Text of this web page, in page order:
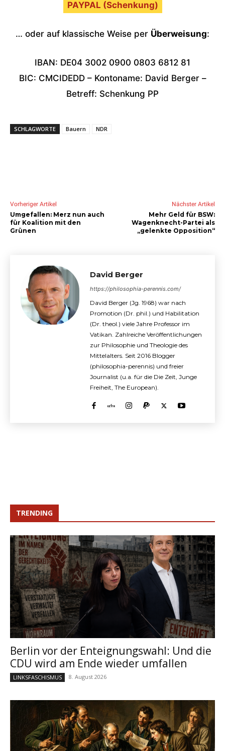
PAYPAL (Schenkung)
… oder auf klassische Weise per Überweisung:
IBAN: DE04 3002 0900 0803 6812 81
BIC: CMCIDEDD – Kontoname: David Berger –
Betreff: Schenkung PP
SCHLAGWORTE Bauern NDR
Vorheriger Artikel
Umgefallen: Merz nun auch
für Koalition mit den
Grünen
Nächster Artikel
Mehr Geld für BSW:
Wagenknecht-Partei als
„gelenkte Opposition“
David Berger
https://philosophia-perennis.com/
David Berger (Jg. 1968) war nach
Promotion (Dr. phil.) und Habilitation
(Dr. theol.) viele Jahre Professor im
Vatikan. Zahlreiche Veröffentlichungen
zur Philosophie und Theologie des
Mittelalters. Seit 2016 Blogger
(philosophia-perennis) und freier
Journalist (u.a. für die Die Zeit, Junge
Freiheit, The European).
TRENDING
Berlin vor der Enteignungswahl: Und die
CDU wird am Ende wieder umfallen
LINKSFASCHISMUS 8. August 2026